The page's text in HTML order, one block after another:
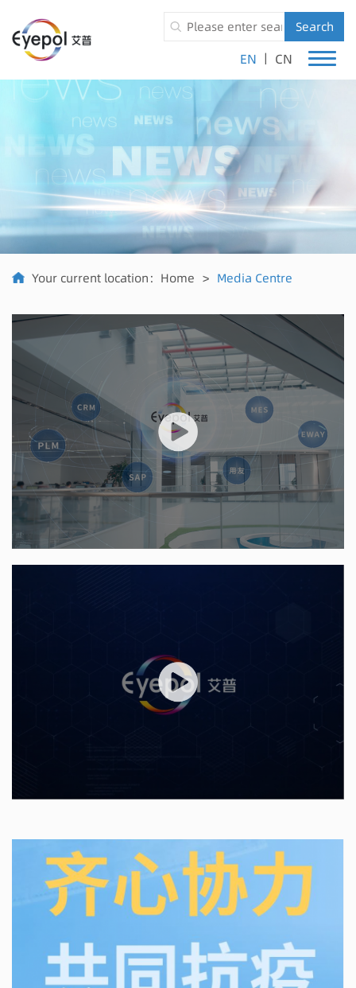
Search
EN | CN
Your current location： Home > Media Centre